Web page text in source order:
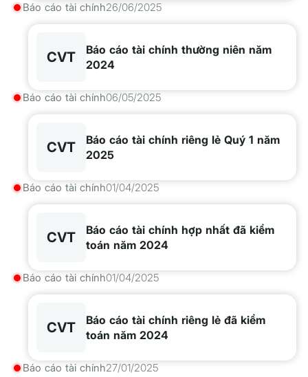
Báo cáo tài chính26/06/2025
CVT
Báo cáo tài chính thường niên năm
2024
Báo cáo tài chính06/05/2025
CVT
Báo cáo tài chính riêng lẻ Quý 1 năm
2025
Báo cáo tài chính01/04/2025
CVT
Báo cáo tài chính hợp nhất đã kiểm
toán năm 2024
Báo cáo tài chính01/04/2025
CVT
Báo cáo tài chính riêng lẻ đã kiểm
toán năm 2024
Báo cáo tài chính27/01/2025